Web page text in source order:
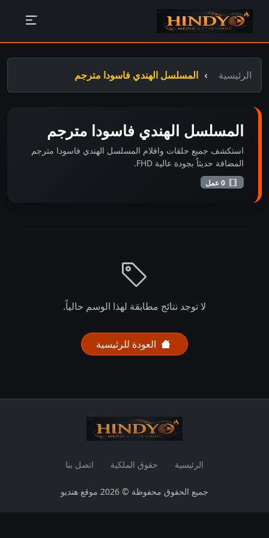
الرئيسية المسلسل الهندي فاسودا مترجم
المسلسل الهندي فاسودا مترجم
استكشف جميع حلقات وافلام المسلسل الهندي فاسودا مترجم
المضافة حديثاً بجودة عالية FHD.
لا توجد نتائج مطابقة لهذا الوسم حالياً.
العودة للرئيسية
الرئيسية حقوق الملكية اتصل بنا
جميع الحقوق محفوظة © 2026 موقع هنديو